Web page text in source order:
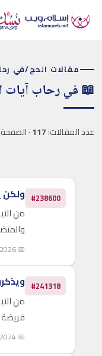
مقالات الحج/في
📖 في رحاب آيات
عدد المقالات:117· الصفحة
#238600 ولكن
من
{لن
المحسنين}
📅 19/05/2026
#241318
من
منافع
📅 04/06/2024